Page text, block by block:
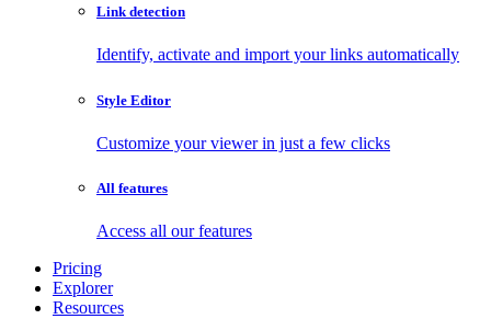
Link detection
Identify, activate and import your links automatically
Style Editor
Customize your viewer in just a few clicks
All features
Access all our features
Pricing
Explorer
Resources